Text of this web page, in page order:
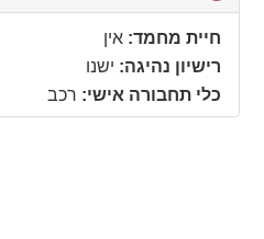
to
חיית מחמד: אין
רישיון נהיגה: ישנו
כלי תחבורה אישי: רכב